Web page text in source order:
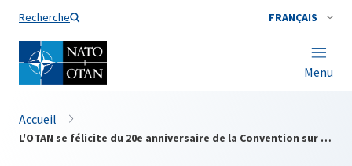
Recherche FRANÇAIS
Menu
Nom de famille*
Accueil
L'OTAN se félicite du 20e anniversaire de la Convention sur les armes chimiques